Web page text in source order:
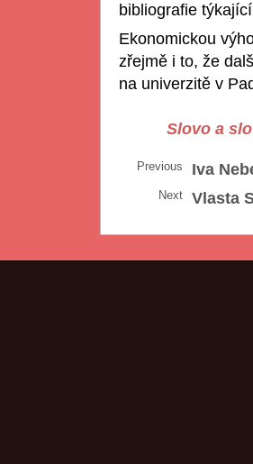
bibliografie
Ekonomickou
zřejmě i to, že
na univerzitě v
Slovo a
Previous Iva
Next Vlasta